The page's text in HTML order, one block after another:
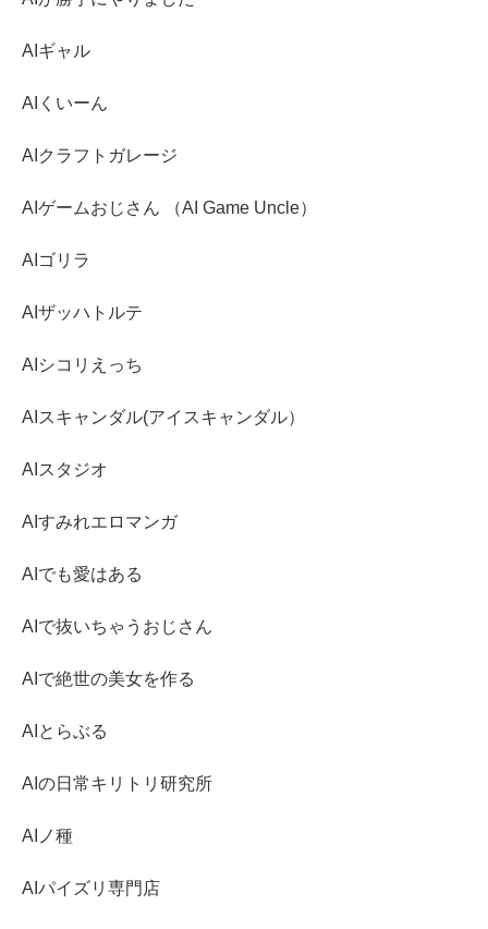
AIギャル
AIくいーん
AIクラフトガレージ
AIゲームおじさん （AI Game Uncle）
AIゴリラ
AIザッハトルテ
AIシコリえっち
AIスキャンダル(アイスキャンダル）
AIスタジオ
AIすみれエロマンガ
AIでも愛はある
AIで抜いちゃうおじさん
AIで絶世の美女を作る
AIとらぶる
AIの日常キリトリ研究所
AIノ種
AIパイズリ専門店